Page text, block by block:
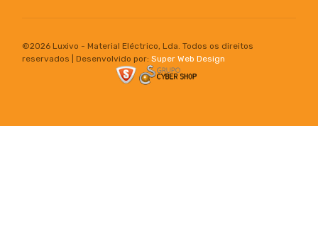
©2026 Luxivo - Material Eléctrico, Lda. Todos os direitos
reservados | Desenvolvido por: Super Web Design